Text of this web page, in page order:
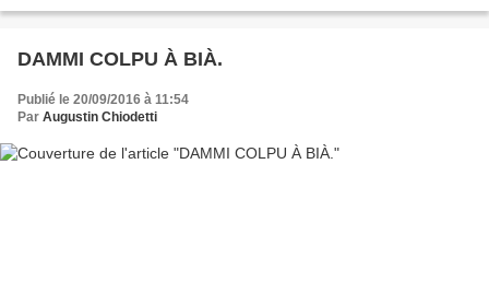
DAMMI COLPU À BIÀ.
Publié le 20/09/2016 à 11:54
Par Augustin Chiodetti